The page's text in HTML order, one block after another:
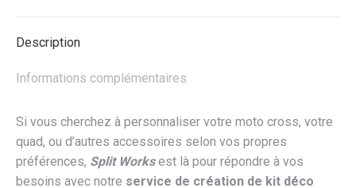
MRT
Description
Informations complémentaires
Si vous cherchez à personnaliser votre moto cross, votre
quad, ou d’autres accessoires selon vos propres
préférences, Split Worksest là pour répondre à vos
besoins avec notre service de création de kit déco